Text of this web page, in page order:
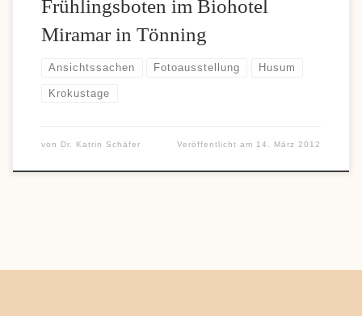
Frühlingsboten im Biohotel
Miramar in Tönning
Ansichtssachen Fotoausstellung Husum
Krokustage
von Dr. Katrin Schäfer Veröffentlicht am 14. März 2012